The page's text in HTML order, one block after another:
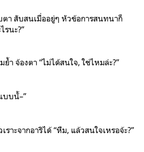
า สับสนเมื่ออยู่ๆ หัวข้อการสนทนาก็
รนะ?”
ย้ำ จ้องตา “ไม่ได้สนใจ, ใช่ไหมล่ะ?”
บบนั้–”
ราะจากอาริได้ “หืม, แล้วสนใจเหรอจ้ะ?”